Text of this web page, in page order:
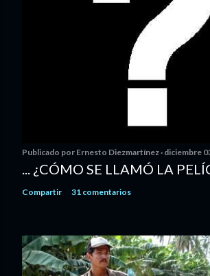
Publicado por Ernesto Diezmartínez diciembre
... ¿CÓMO SE LLAMÓ LA
Compartir 31 comentarios